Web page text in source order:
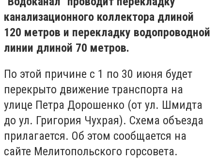
канализационного коллектора длиной
120 метров и перекладку водопроводной
линии длиной 70 метров.
По этой причине с 1 по 30 июня будет
перекрыто движение транспорта на
улице Петра Дорошенко (от ул. Шмидта
до ул. Григория Чухрая). Схема объезда
прилагается. Об этом сообщается на
сайте Мелитопольского горсовета.